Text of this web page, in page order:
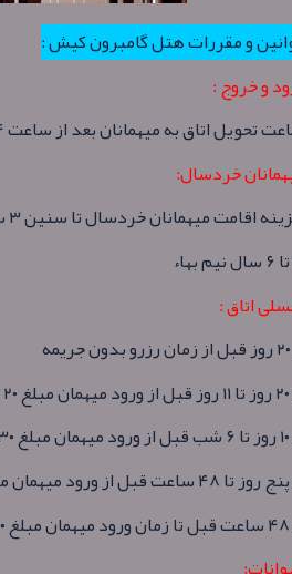
و مقررات هتل گامبرون کیش :
و خروج :
اتاق به ميهمانان بعد از ساعت ۱۴ و زمان خروج از اتاق قبل از ساعت ۱۲ ظهر می باشد.
خردسال:
اقامت ميهمانان خردسال تا سنين ۳ سال رايگان
اتاق :
قبل از ورود ميهمان مبلغ ۵۰ % هزينه اقامت يک شب به ازاء هر اتاق